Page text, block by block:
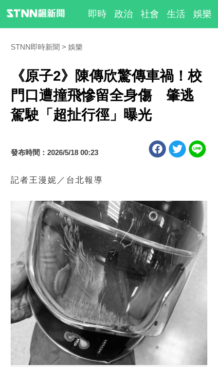
即時 政治 社會 生活 娛樂
STNN即時新聞 娛樂
《原子2》陳傳欣驚傳車禍！校
門口遭撞飛慘留全身傷 肇逃
駕駛「超扯行徑」曝光
發布時間：2026/5/18 00:23
記者王漫妮／台北報導